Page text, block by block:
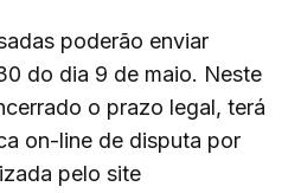
poderão enviar
do dia 9 de maio. Neste
o prazo legal, terá
on-line de disputa por
pelo site